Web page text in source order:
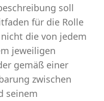
soll
für die Rolle
die von jedem
jeweiligen
gemäß einer
zwischen
seinem